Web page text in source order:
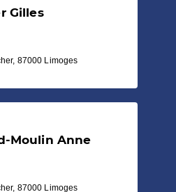
Gilles
87000 Limoges
Moulin Anne
87000 Limoges